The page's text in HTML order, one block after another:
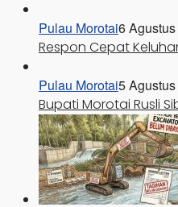
Pulau Morotai6
Respon Cepat
Pulau Morotai5
Bupati Morotai Rusli